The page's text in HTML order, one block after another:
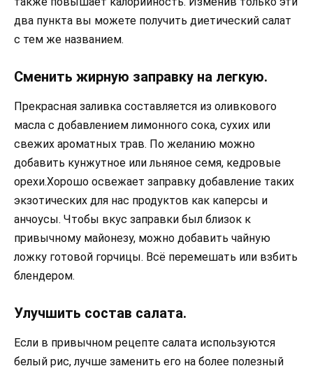
два пункта вы можете получить диетический салат
с тем же названием.
Сменить жирную заправку на легкую.
Прекрасная заливка составляется из оливкового
масла с добавлением лимонного сока, сухих или
свежих ароматных трав. По желанию можно
добавить кунжутное или льняное семя, кедровые
орехи.Хорошо освежает заправку добавление таких
экзотических для нас продуктов как каперсы и
анчоусы. Чтобы вкус заправки был близок к
привычному майонезу, можно добавить чайную
ложку готовой горчицы. Всё перемешать или взбить
блендером.
Улучшить состав салата.
Если в привычном рецепте салата используются
белый рис, лучше заменить его на более полезный